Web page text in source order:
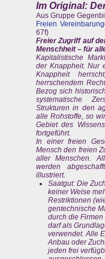
Im Original:
Aus Gruppe
Freien
67f)
Freier Zugriff auf
Menschheit – für
Kapitalistische
der Knappheit. Nur
Knappheit
herrschendem
Bezog sich
systematische
Strukturen in den
alle Rohstoffe, so
Gebiet des
fortgeführt.
In einer freien
Mensch den freien
aller Menschen.
werden
illustriert.
Saatgut: Die
keiner Weise
Restriktionen
gentechnische
durch die
darf als
verwendet. Alle
Anbau oder
jeden frei